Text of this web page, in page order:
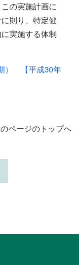
の実施計画に
則り、特定健
実施する体制
） 【平成30年
ページのトップへ